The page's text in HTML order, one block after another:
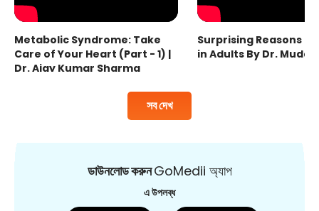
সব দেখ
Metabolic Syndrome: Take
Care of Your Heart (Part - 1) |
Dr. Ajay Kumar Sharma
Surprising Reasons
in Adults By Dr.
ডাউনলোড করুনGoMedii অ্যাপ
এ উপলব্ধ